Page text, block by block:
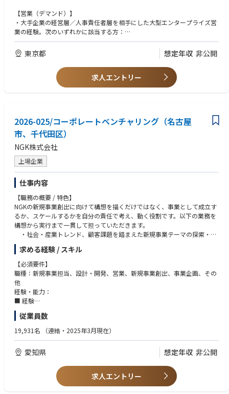
案カスタマイズ、PoC設計（介入・期間・対象者・効果測定指標）の合意
形成
（3）本稼働移行に向けた商談推進：分子レベルでの疾病リスク低下デー
保／経営企画／福利厚生など複数財源の組み合わせ）と社内稟議プロセス
への伴走
B. 健診センター・クリニック チャネル（施設チャネル）
（1）施設チャネルの営業・アライアンス：健診センター・クリニック等
責任者等）との関係構築
（2）検体フローの設計・標準化・横展開：現行の検体オペレーションを
土台に、より良い運用があれば自ら提案しつつ、各医療機関・クリニック
ごとの運用差異に応じて設計・標準化する（採取→ラベリング→拠点間搬
送→ラボ受け渡し／採取・搬送を担う現場スタッフ・外部委託先の稼働設
計を含む）
（3）ラボ（R&D）チームとの連携：検体のラボへの受け渡しフローを同
チームと詳細に設計・整合する（ラボ内部の解析工程は同チームの所管）
（4）結果返却フローの構築：ラボでの解析を経た測定結果を、企業・施
設向けレポートとして返すまでのデータオペレーションを一貫して設計・
運営する（データ・エンジニアチームとの連携を含む）
C. 両利きの事業統括
の事業システムとして捉え、需要（営業）と供給（オペ）を同時に成立さ
せる。PoC→本稼働の体験品質と、事業としてのユニットエコノミクス・
スループットを両立
（2）再現性の設計：少数精鋭で年間複数社／複数施設の本稼働を獲得・
処理するための営業プロセス・提案資料・ヒアリングフレーム、およびオ
ペレーション標準の設計と定着
（3）実績PR・市場形成：導入企業・施設との共同ニュースリリースの企
画・推進、日経新聞等メディア連携による「新たな健康経営×人的資本指
登壇
【営業（デマンド）】
・大手企業の経営層／人事責任者層を相手にした大型エンタープライズ営
業の経験。次のいずれかに該当する方：
①現在もエンタープライズ営業の最前線でトッププレイヤーとして活躍
し、1社あたり数千万円規模の新規契約を、単独主担当として継続的に獲
得している方
②過去キャリアで上記の実績を有し、現在は営業マネージャー・営業企
画責任者・新規事業立ち上げ責任者などの立場で、組織と個人の両面で成
果に責任を持っている方
【オペレーション（デリバリー）】
・複数拠点にまたがる現場オペレーション（物流・製造・SCM・多店舗／
多拠点サービス運営、検査・医療現場等）を、自ら設計・標準化・スケー
ルさせた経験
・数値（スループット・歩留まり・単位コスト・品質指標）でオペレーシ
ョンを設計・改善した経験
【両者に共通】
・不確実環境下での自走力（スタートアップ・新規事業立ち上げでの証
明、もしくは大企業内新規事業の立ち上げ実績）
・営業とオペレーションの双方を、自ら手を動かして担うプレイングマネ
ージャーとしての意思と適性
・健康経営／予防医療／人的資本経営領域への深い関心と、サイエンスの
中身まで踏み込んで理解しようとする姿勢
東京都 想定年収 非公開
求人エントリー
2026-025/コーポレートベンチャリング（名古屋
市、千代田区）
NGK株式会社
上場企業
仕事内容
【職務の概要 / 特色】
NGKの新規事業創出に向けて構想を描くだけではなく、事業として成立す
るか、スケールするかを自分の責任で考え、動く役割です。以下の業務を
構想から実行まで一貫して担っていただきます。
・社会・産業トレンド、顧客課題を踏まえた新規事業テーマの探索・定
義
・スタートアップ・VC・大学・大企業等との連携を通じた事業機会の創
出
・技術・ビジネスモデル・市場性を踏まえた事業仮説の構築
・出資・協業・JV 等を含む事業シナリオの設計および実行推進
・事業部・経営層を巻き込んだ意思決定支援・合意形成
・PoC、事業立ち上げ、グロースフェーズにおける伴走支援
■ ポジションの特徴
NGKの将来成長を左右する“非連続な新規事業創出”の中核を担う組織で
す。
スタートアップ、VC、大学、大企業など多様な外部パートナーと連携しな
がら、外部の革新と社内の潜在力を掛け合わせ、出資・協業・事業開発・
本ポジションの最大の特徴は、経営層・事業部・外部パートナーと極めて
近い距離で議論・意思決定・実行に関われること、調査・企画に留まら
求める経験 / スキル
【必須要件】
職種：新規事業担当、設計・開発、営業、新規事業創出、事業企画、その
他
経験・能力：
■ 経験
下記いずれかの実務経験
・事業会社において新規事業創出、新規事業開発等（3年以上）
・ベンチャーキャピタル等でのスタートアップへの出資、ハンズオン(2年
・スタートアップ企業での事業開発経験（2年以上）
・その他スタートアップとの共創活動(2年以上)
・社内外関係者とコミュニケーションを図りチームに貢献できる方
・英語に抵抗感がない方（英語でのコミュニケーションおよびメール/文
従業員数
19,931名 （連結・2025年3月現在）
愛知県 想定年収 非公開
求人エントリー